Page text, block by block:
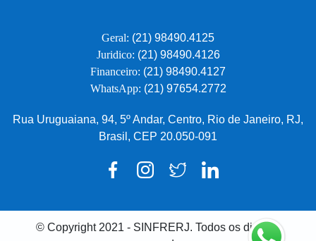
Geral: (21) 98490.4125
Juridico: (21) 98490.4126
Financeiro: (21) 98490.4127
WhatsApp: (21) 97654.2772
Rua Uruguaiana, 94, 5º Andar, Centro, Rio de Janeiro, RJ,
Brasil, CEP 20.050-091
© Copyright 2021 - SINFRERJ. Todos os direitos